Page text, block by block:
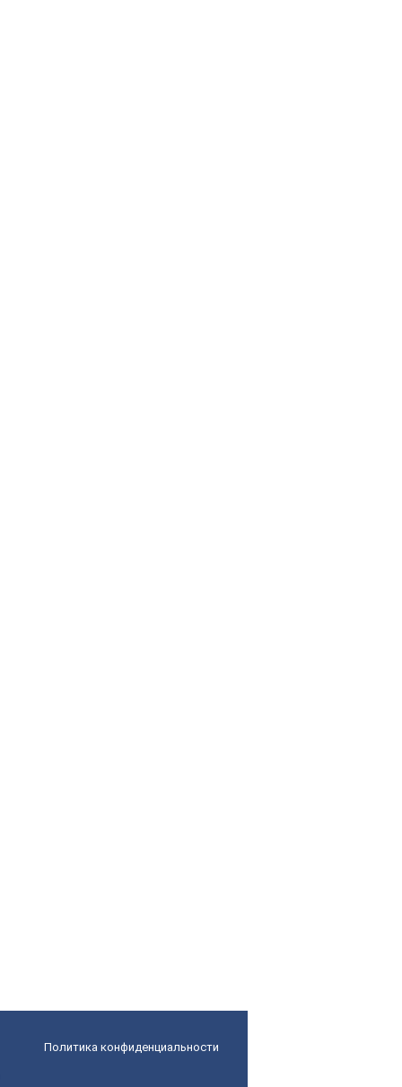
Политика конфиденциальности